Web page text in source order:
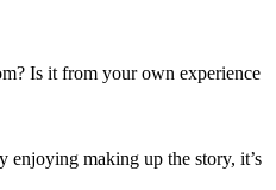
Is it from your own experience
enjoying making up the story, it’s